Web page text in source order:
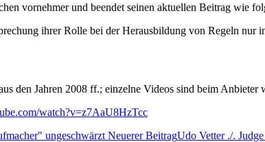
vornehmer und beendet seinen aktuellen Beitrag wie
ihrer Rolle bei der Herausbildung von Regeln nur
den Jahren 2008 ff.; einzelne Videos sind beim
watch?v=z7AaU8HzTcc
ungeschwärzt Neuerer BeitragUdo Vetter ./.